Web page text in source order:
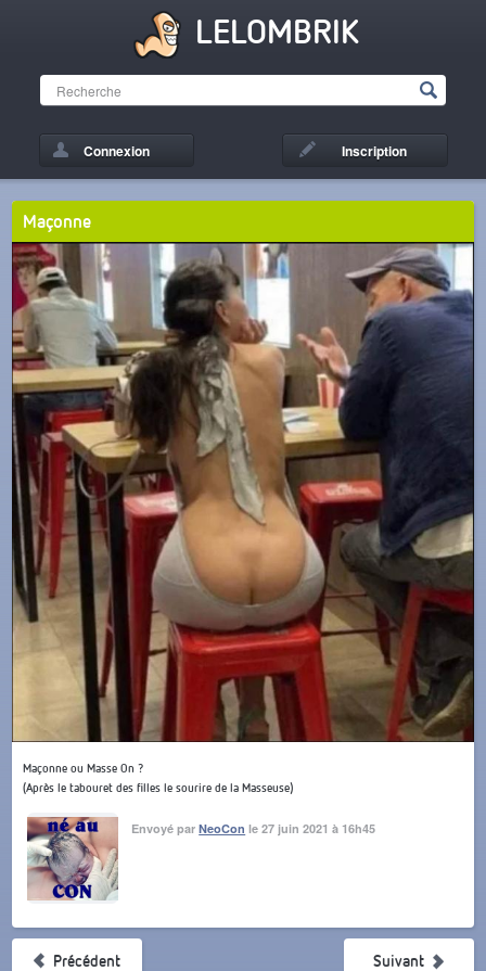
LELOMBRIK
Connexion Inscription
Maçonne
Maçonne ou Masse On ?
(Après le tabouret des filles le sourire de la Masseuse)
Envoyé parNeoCon le 27 juin 2021 à 16h45
Précédent Suivant